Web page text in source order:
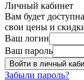
Личный кабинет
Вам будет
свои цены и
Ваш логин
Ваш пароль
Войти в личный
Забыли пароль?